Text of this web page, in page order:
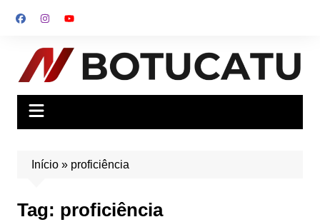
para
conteúdo
Início» proficiência
Tag: proficiência